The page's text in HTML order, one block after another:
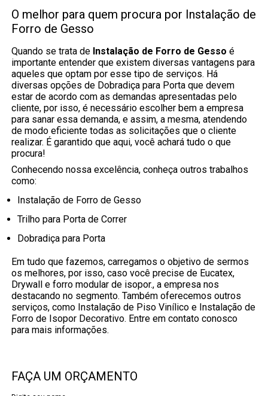
O melhor para quem procura por Instalação de
Forro de Gesso
Quando se trata de Instalação de Forro de Gesso é
importante entender que existem diversas vantagens para
aqueles que optam por esse tipo de serviços. Há
diversas opções de Dobradiça para Porta que devem
estar de acordo com as demandas apresentadas pelo
cliente, por isso, é necessário escolher bem a empresa
para sanar essa demanda, e assim, a mesma, atendendo
de modo eficiente todas as solicitações que o cliente
realizar. É garantido que aqui, você achará tudo o que
procura!
Conhecendo nossa excelência, conheça outros trabalhos
como:
Instalação de Forro de Gesso
Trilho para Porta de Correr
Dobradiça para Porta
Em tudo que fazemos, carregamos o objetivo de sermos
os melhores, por isso, caso você precise de Eucatex,
Drywall e forro modular de isopor., a empresa nos
destacando no segmento. Também oferecemos outros
serviços, como Instalação de Piso Vinílico e Instalação de
Forro de Isopor Decorativo. Entre em contato conosco
para mais informações.
FAÇA UM ORÇAMENTO